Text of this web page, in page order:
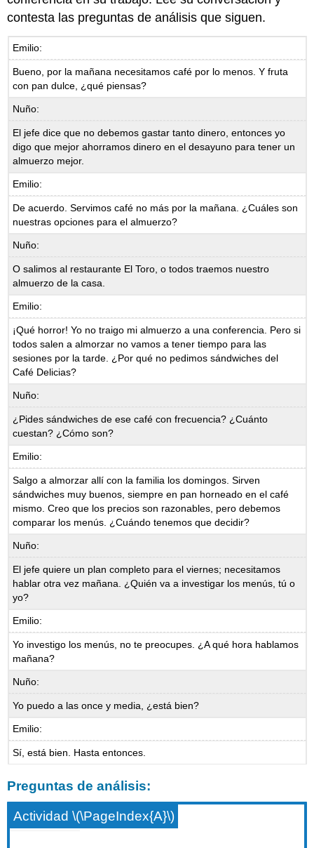
contesta las preguntas de análisis que siguen.
Emilio:
Bueno, por la mañana necesitamos café por lo menos. Y fruta
con pan dulce, ¿qué piensas?
Nuño:
El jefe dice que no debemos gastar tanto dinero, entonces yo
digo que mejor ahorramos dinero en el desayuno para tener un
almuerzo mejor.
Emilio:
De acuerdo. Servimos café no más por la mañana. ¿Cuáles son
nuestras opciones para el almuerzo?
Nuño:
O salimos al restaurante El Toro, o todos traemos nuestro
almuerzo de la casa.
Emilio:
¡Qué horror! Yo no traigo mi almuerzo a una conferencia. Pero si
todos salen a almorzar no vamos a tener tiempo para las
sesiones por la tarde. ¿Por qué no pedimos sándwiches del
Café Delicias?
Nuño:
¿Pides sándwiches de ese café con frecuencia? ¿Cuánto
cuestan? ¿Cómo son?
Emilio:
Salgo a almorzar allí con la familia los domingos. Sirven
sándwiches muy buenos, siempre en pan horneado en el café
mismo. Creo que los precios son razonables, pero debemos
comparar los menús. ¿Cuándo tenemos que decidir?
Nuño:
El jefe quiere un plan completo para el viernes; necesitamos
hablar otra vez mañana. ¿Quién va a investigar los menús, tú o
yo?
Emilio:
Yo investigo los menús, no te preocupes. ¿A qué hora hablamos
mañana?
Nuño:
Yo puedo a las once y media, ¿está bien?
Emilio:
Sí, está bien. Hasta entonces.
Preguntas de análisis:
Actividad \(\PageIndex{A}\)